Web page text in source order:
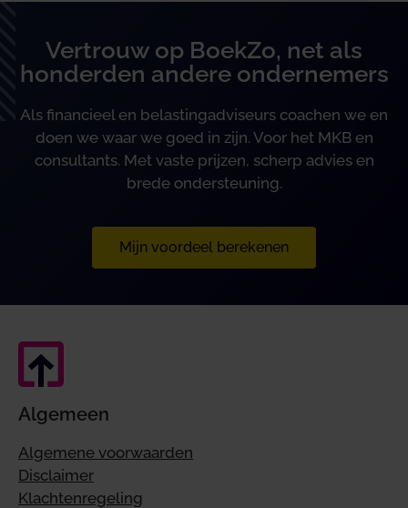
Vertrouw op BoekZo, net als
honderden andere ondernemers
Als financieel en belastingadviseurs coachen we en
doen we waar we goed in zijn. Voor het MKB en
consultants. Met vaste prijzen, scherp advies en
brede ondersteuning.
Mijn voordeel berekenen
Algemeen
Algemene voorwaarden
Disclaimer
Klachtenregeling